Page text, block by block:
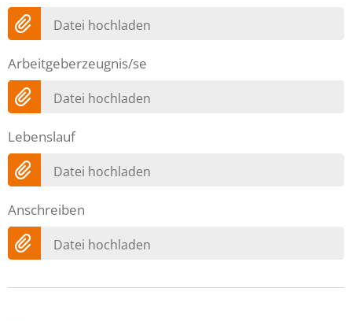
Datei hochladen
Arbeitgeberzeugnis/se
Datei hochladen
Lebenslauf
Datei hochladen
Anschreiben
Datei hochladen